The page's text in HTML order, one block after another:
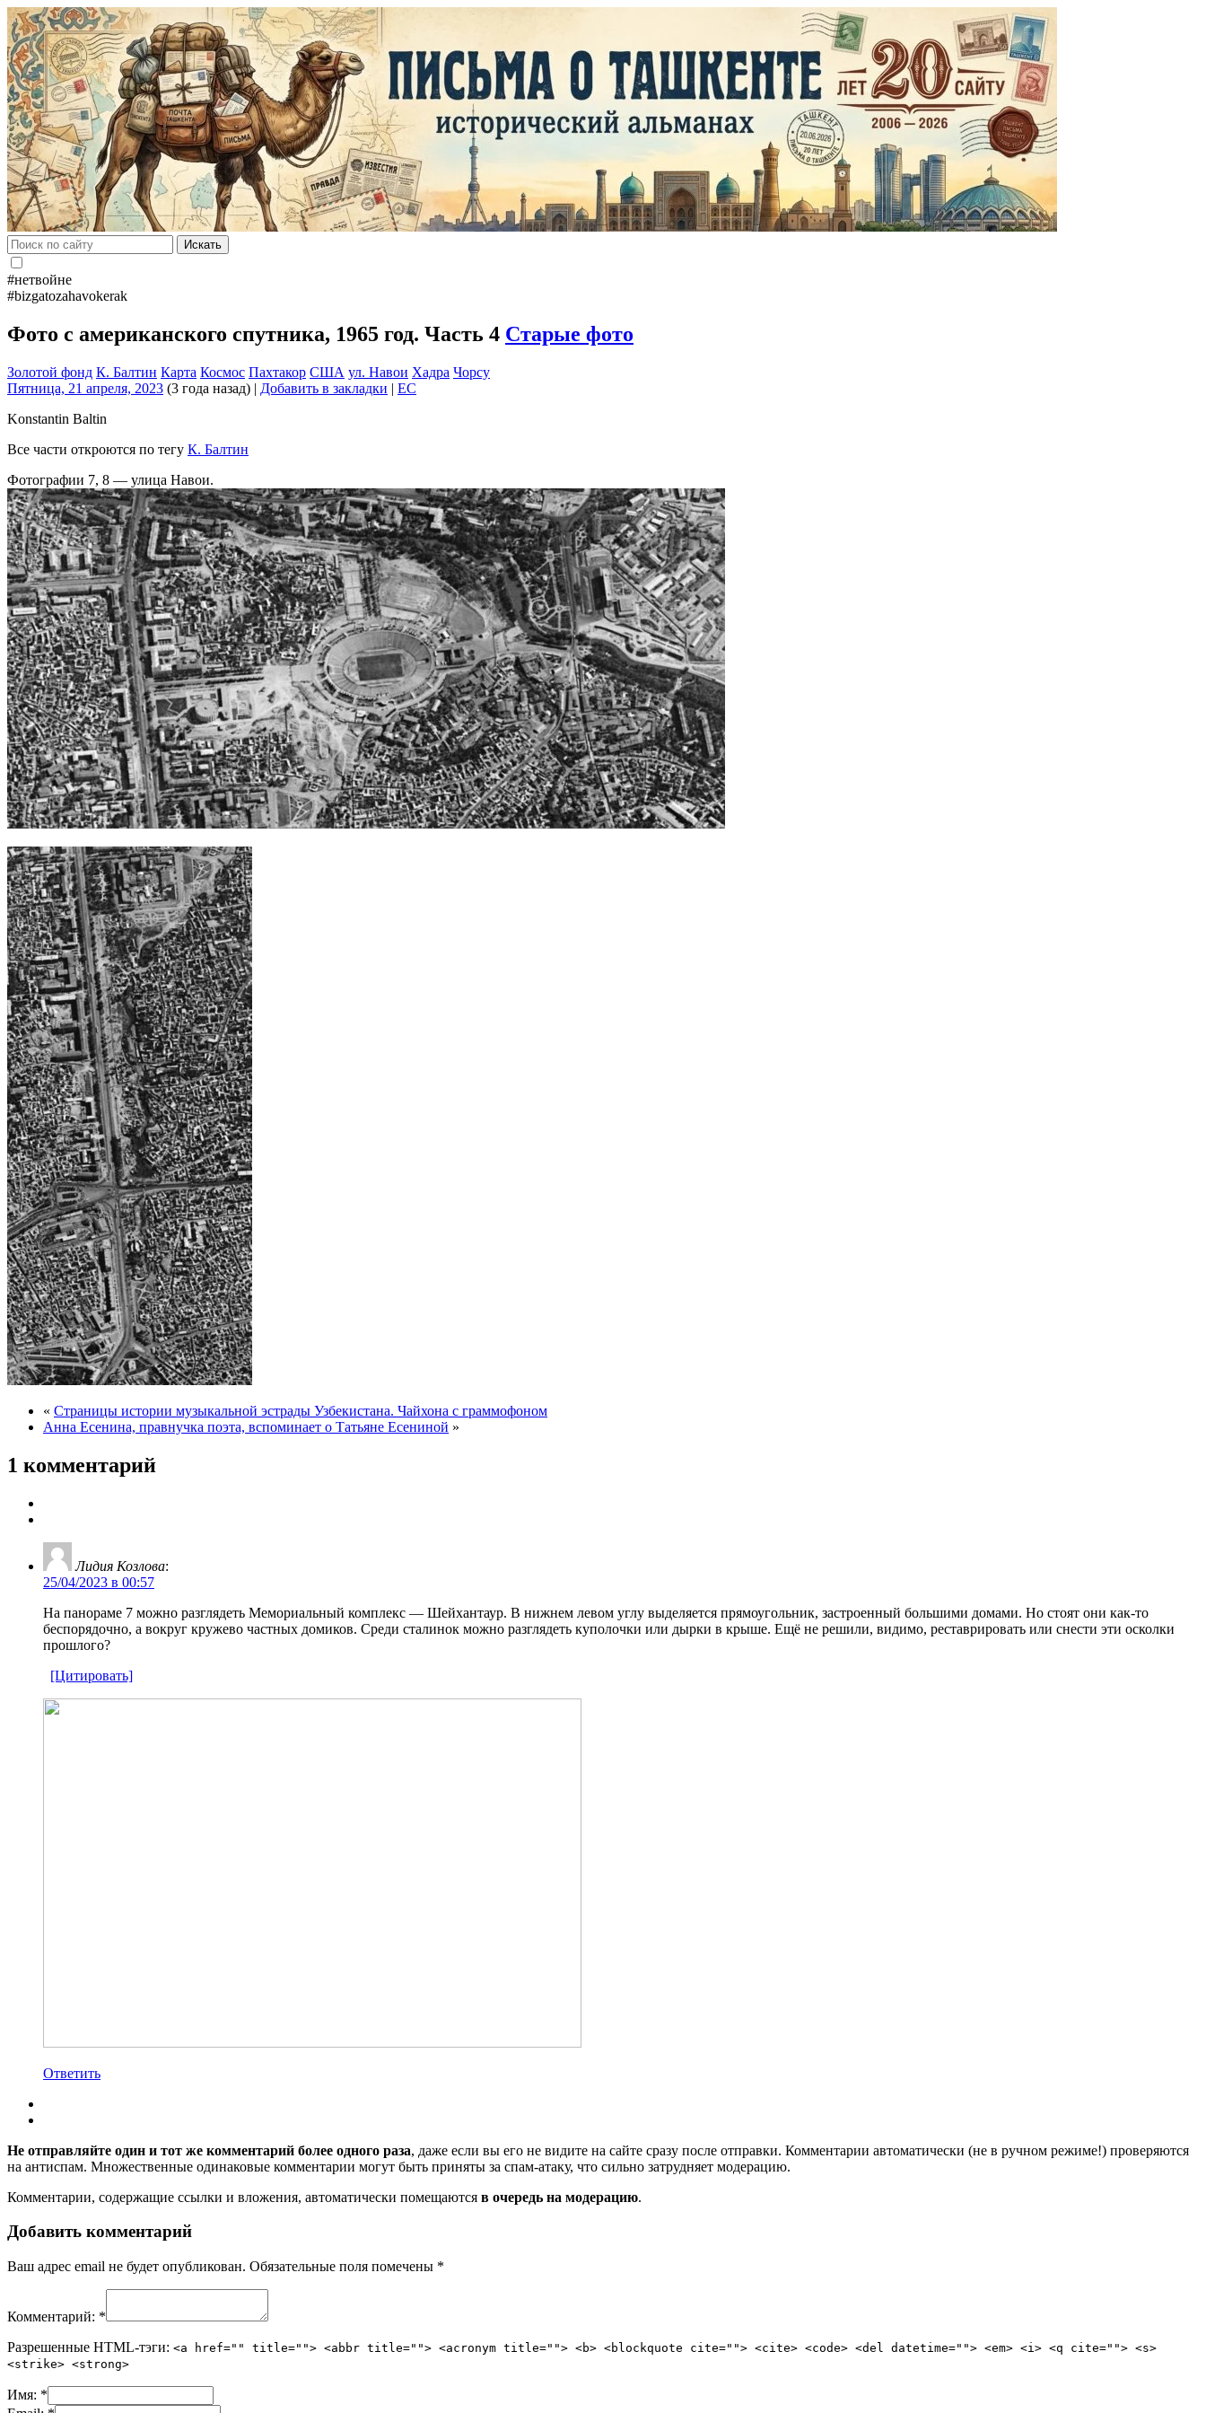
Искать
#нетвойне
#bizgatozahavokerak
Фото с американского спутника, 1965 год. Часть 4 Старые фото
Золотой фонд К. Балтин Карта Космос Пахтакор США ул. Навои Хадра Чорсу
Пятница, 21 апреля, 2023 (3 года назад) | Добавить в закладки | EC
Konstantin Baltin
Все части откроются по тегу К. Балтин
Фотографии 7, 8 — улица Навои.
« Страницы истории музыкальной эстрады Узбекистана. Чайхона с граммофоном
Анна Есенина, правнучка поэта, вспоминает о Татьяне Есениной »
1 комментарий
Лидия Козлова:
25/04/2023 в 00:57
На панораме 7 можно разглядеть Мемориальный комплекс — Шейхантаур. В нижнем левом углу выделяется прямоугольник, застроенный большими домами. Но стоят они как-то
беспорядочно, а вокруг кружево частных домиков. Среди сталинок можно разглядеть куполочки или дырки в крыше. Ещё не решили, видимо, реставрировать или снести эти осколки
прошлого?
[Цитировать]
Ответить
Не отправляйте один и тот же комментарий более одного раза, даже если вы его не видите на сайте сразу после отправки. Комментарии автоматически (не в ручном режиме!) проверяются
на антиспам. Множественные одинаковые комментарии могут быть приняты за спам-атаку, что сильно затрудняет модерацию.
Комментарии, содержащие ссылки и вложения, автоматически помещаются в очередь на модерацию.
Добавить комментарий
Ваш адрес email не будет опубликован. Обязательные поля помечены *
Комментарий: *
Разрешенные HTML-тэги: <a href="" title=""> <abbr title=""> <acronym title=""> <b> <blockquote cite=""> <cite> <code> <del datetime=""> <em> <i> <q cite=""> <s>
<strike> <strong>
Имя: *